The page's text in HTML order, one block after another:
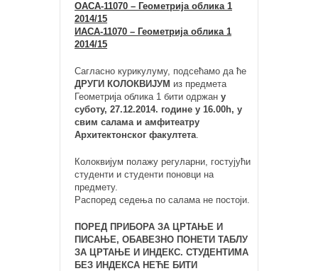
ОАСА-11070 – Геометрија облика 1
2014/15
ИАСА-11070 – Геометрија облика 1
2014/15
Сагласно курикулуму, подсећамо да ће
ДРУГИ КОЛОКВИЈУМ из предмета
Геометрија облика 1 бити одржан у
суботу, 27.12.2014. године у 16.00h, у
свим салама и амфитеатру
Архитектонског факултета.
Колоквијум полажу регуларни, гостујући
студенти и студенти поновци на
предмету.
Распоред седења по салама не постоји.
ПОРЕД ПРИБОРА ЗА ЦРТАЊЕ И
ПИСАЊЕ, ОБАВЕЗНО ПОНЕТИ ТАБЛУ
ЗА ЦРТАЊЕ И ИНДЕКС. СТУДЕНТИМА
БЕЗ ИНДЕКСА НЕЋЕ БИТИ